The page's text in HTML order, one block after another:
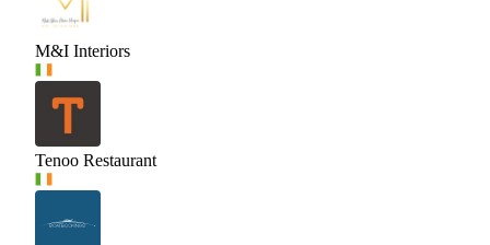
M&I Interiors
Tenoo Restaurant